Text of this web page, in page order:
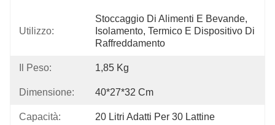
Utilizzo:
Stoccaggio Di Alimenti E Bevande,
Isolamento, Termico E Dispositivo Di
Raffreddamento
Il Peso: 1,85 Kg
Dimensione: 40*27*32 Cm
Capacità: 20 Litri Adatti Per 30 Lattine